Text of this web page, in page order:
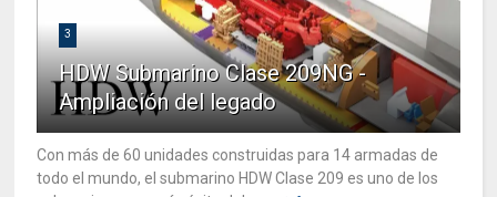
3
HDW Submarino Clase 209NG -
Ampliación del legado
Con más de 60 unidades construidas para 14 armadas de
todo el mundo, el submarino HDW Clase 209 es uno de los